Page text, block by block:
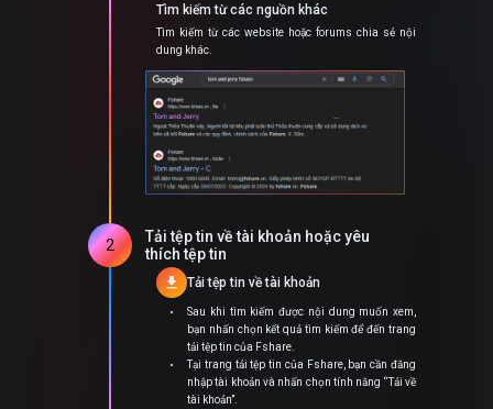
Tìm kiếm từ các nguồn khác
Tìm kiếm từ các website hoặc forums chia sẻ nội
dung khác.
2
Tải tệp tin về tài khoản hoặc yêu
thích tệp tin
download
Tải tệp tin về tài khoản
Sau khi tìm kiếm được nội dung muốn xem,
bạn nhấn chọn kết quả tìm kiếm để đến trang
tải tệp tin của Fshare.
Tại trang tải tệp tin của Fshare, bạn cần đăng
nhập tài khoản và nhấn chọn tính năng “Tải về
tài khoản”.